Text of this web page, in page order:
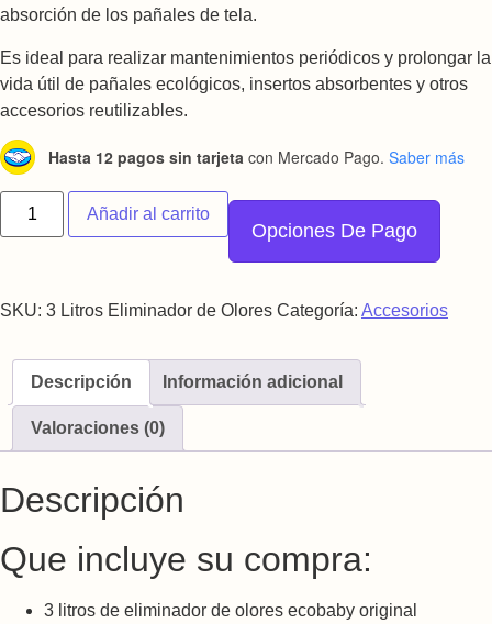
absorción de los pañales de tela.
Es ideal para realizar mantenimientos periódicos y prolongar la
vida útil de pañales ecológicos, insertos absorbentes y otros
accesorios reutilizables.
Hasta 12 pagos sin tarjeta con Mercado Pago. Saber más
Lavado Profundo Eliminador de Olores para Pañales de Tela
Añadir al carrito
Opciones De Pago
SKU: 3 Litros Eliminador de Olores Categoría: Accesorios
Descripción Información adicional
Valoraciones (0)
Descripción
Que incluye su compra:
3 litros de eliminador de olores ecobaby original